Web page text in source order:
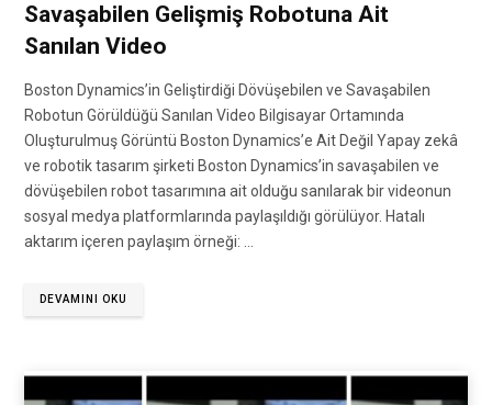
Savaşabilen Gelişmiş Robotuna Ait
Sanılan Video
Boston Dynamics’in Geliştirdiği Dövüşebilen ve Savaşabilen
Robotun Görüldüğü Sanılan Video Bilgisayar Ortamında
Oluşturulmuş Görüntü Boston Dynamics’e Ait Değil Yapay zekâ
ve robotik tasarım şirketi Boston Dynamics’in savaşabilen ve
dövüşebilen robot tasarımına ait olduğu sanılarak bir videonun
sosyal medya platformlarında paylaşıldığı görülüyor. Hatalı
aktarım içeren paylaşım örneği: …
DEVAMINI OKU